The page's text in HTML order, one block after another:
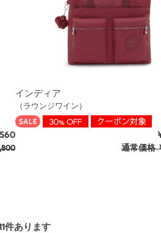
インディア
（ラウンジワイン）
通常価格
件あります